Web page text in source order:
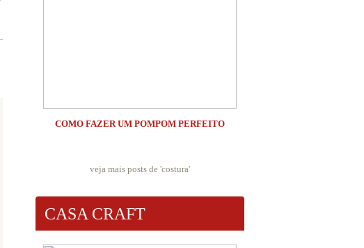
COMO FAZER UM POMPOM PERFEITO
veja mais posts de 'costura'
CASA CRAFT